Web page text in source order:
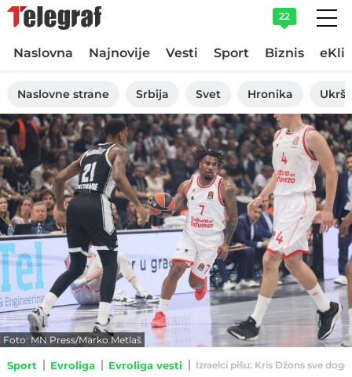
22
Naslovna Najnovije Vesti Sport Biznis
Naslovne strane Srbija Svet Hronika
Foto: MN Press/Marko Metlaš
Sport Evroliga Evroliga vesti Izraelci pišu: Kris Džons sve